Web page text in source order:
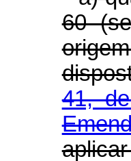
60
41,